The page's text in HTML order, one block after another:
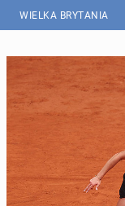
WIELKA BRYTANIA